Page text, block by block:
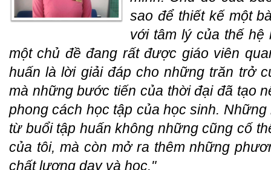
sao để thiết kế một
với tâm lý của thế hệ
một chủ đề đang rất được giáo viên
huấn là lời giải đáp cho những trăn trở
mà những bước tiến của thời đại đã tạo
phong cách học tập của học sinh.
từ buổi tập huấn không những cũng cố
của tôi, mà còn mở ra thêm những
chất lượng dạy và học."